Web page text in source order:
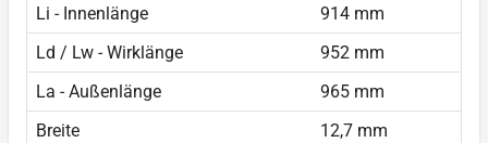
Li - Innenlänge
914 mm
Ld / Lw - Wirklänge
952 mm
La - Außenlänge
965 mm
Breite
12,7 mm